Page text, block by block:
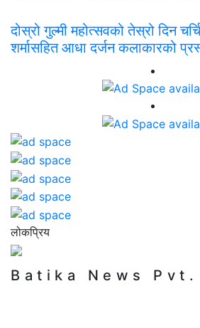
दोस्रो गुल्मी महोत्सवको तेस्रो दिन
शर्मासहित आधा दर्जन कलाकारको
लोकप्रिय
Batika News